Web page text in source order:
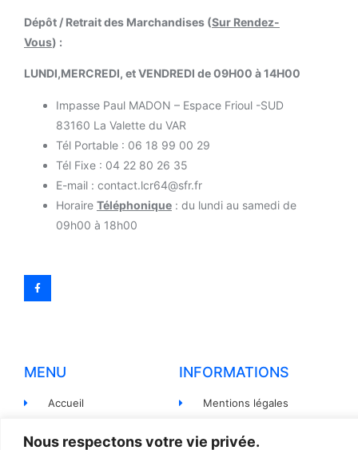
Nous respectons votre vie privée.
Dépôt / Retrait des Marchandises (Sur Rendez-
Vous) :
LUNDI,MERCREDI, et VENDREDI de 09H00 à 14H00
Impasse Paul MADON – Espace Frioul -SUD
83160 La Valette du VAR
Tél Portable : 06 18 99 00 29
Tél Fixe : 04 22 80 26 35
E-mail : contact.lcr64@sfr.fr
Horaire Téléphonique : du lundi au samedi de
09h00 à 18h00
MENU
Accueil
INFORMATIONS
Mentions légales
confidentialité